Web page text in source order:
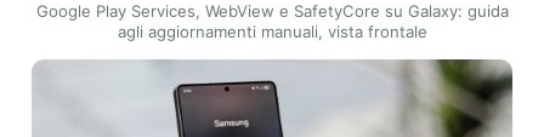
Google Play Services, WebView e SafetyCore su Galaxy: guida
agli aggiornamenti manuali, vista frontale